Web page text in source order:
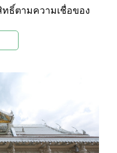
ธิ์ตามความเชื่อของ
วรูปองค์พระพิฆเนศ
หู พญานาค ศาล
ให้นักท่องเที่ยวได้
วามเป็นสิริมงคล
ภาพริมแม่น้ำบาง
นึ่งในจังหวัด